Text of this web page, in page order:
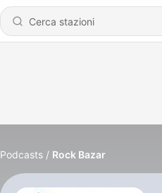
Podcasts Rock Bazar